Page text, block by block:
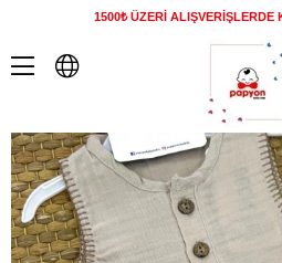
1500₺ ÜZERİ ALIŞVERİŞLERDE
Viyana Yarım Patlı Düğmeli Cepli Erkek Bebek Müslin Şort Tulum (3-6/6-9/9-12 Ay)